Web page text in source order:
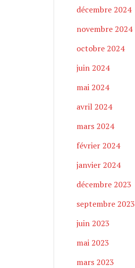
décembre 2024
novembre 2024
octobre 2024
juin 2024
mai 2024
avril 2024
mars 2024
février 2024
janvier 2024
décembre 2023
septembre 2023
juin 2023
mai 2023
mars 2023